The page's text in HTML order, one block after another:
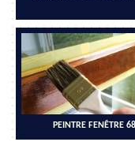
PEINTRE FENÊTRE 68